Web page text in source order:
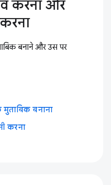
करना और
बनाने और उस पर
बनाना
करना